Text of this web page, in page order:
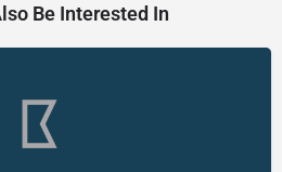
Be Interested In